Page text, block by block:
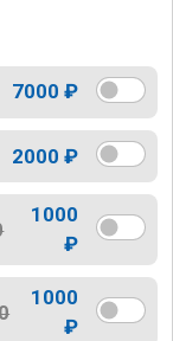
7000 ₽
2000 ₽
1000
₽
1000
₽